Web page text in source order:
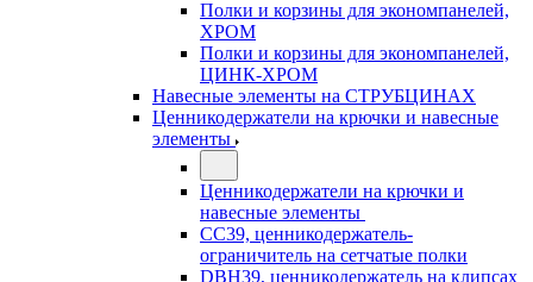
Полки и корзины для экономпанелей,
ХРОМ
Полки и корзины для экономпанелей,
ЦИНК-ХРОМ
Навесные элементы на СТРУБЦИНАХ
Ценникодержатели на крючки и навесные
элементы
Ценникодержатели на крючки и
навесные элементы
CC39, ценникодержатель-
ограничитель на сетчатые полки
DBH39, ценникодержатель на клипсах